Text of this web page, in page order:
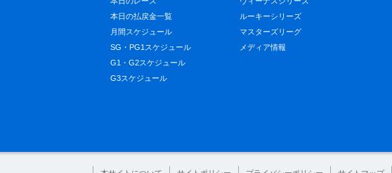
本日の払戻金一覧
月間スケジュール
SG・PG1スケジュール
G1・G2スケジュール
G3スケジュール
ルーキーシリーズ
マスターズリーグ
メディア情報